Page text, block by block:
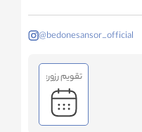
@bedonesansor_official
تقویم رزور: